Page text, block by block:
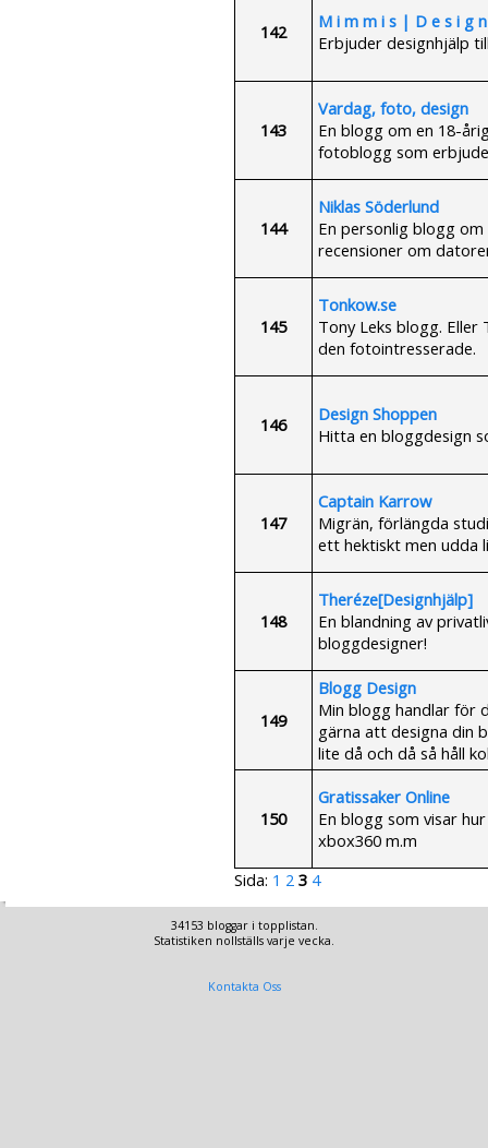
142
M i m m i s | D e s i g n
Erbjuder designhjälp
143
Vardag, foto, design
En blogg om en 18-
fotoblogg som
144
Niklas Söderlund
En personlig blogg
recensioner om
145
Tonkow.se
Tony Leks blogg.
den fotointresserade.
146
Design Shoppen
Hitta en bloggdesign
147
Captain Karrow
Migrän, förlängda
ett hektiskt men udda
148
Theréze[Designhjälp]
En blandning av
bloggdesigner!
149
Blogg Design
Min blogg handlar för
gärna att designa din
lite då och då så håll
150
Gratissaker Online
En blogg som visar
xbox360 m.m
Sida: 1 2 3 4
34153 bloggar i topplistan.
Statistiken nollställs varje vecka.
Kontakta Oss